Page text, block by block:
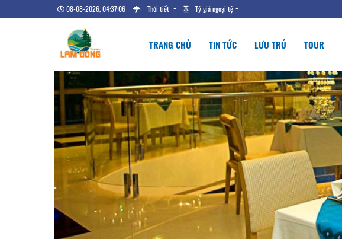
08-08-2026, 04:37:07 Thời tiết Tỷ giá ngoại tệ
TRANG CHỦ TIN TỨC LƯU TRÚ TOUR